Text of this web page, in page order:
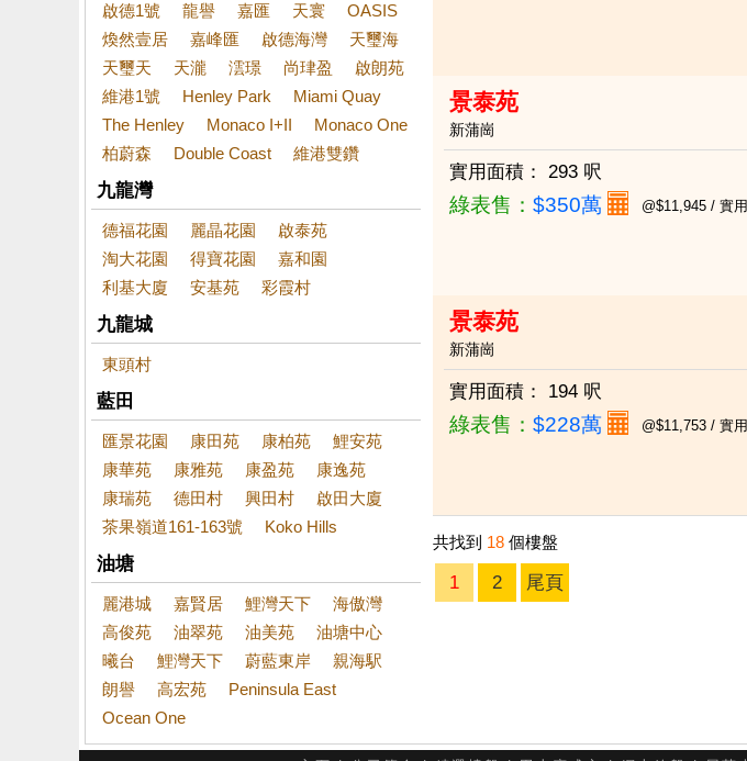
啟德1號 龍譽 嘉匯 天寰
OASIS
煥然壹居
嘉峰匯 啟德海灣
天璽海
天璽天
天瀧 澐璟 尚珒盈
啟朗苑
維港1號
Henley Park
Miami Quay
The Henley
Monaco I+II
Monaco One
柏蔚森
Double Coast 維港雙鑽
九龍灣
德福花園 麗晶花園
啟泰苑
淘大花園
得寶花園
嘉和園
利基大廈
安基苑 彩霞村
九龍城
東頭村
藍田
匯景花園 康田苑 康柏苑
鯉安苑
康華苑
康雅苑 康盈苑
康逸苑
康瑞苑
德田村 興田村
啟田大廈
茶果嶺道161-163號
Koko Hills
油塘
麗港城 嘉賢居 鯉灣天下
海傲灣
高俊苑
油翠苑 油美苑
油塘中心
曦台
鯉灣天下 蔚藍東岸
親海駅
朗譽
高宏苑
Peninsula East
Ocean One
景泰苑
新蒲崗
實用面積： 293 呎
綠表售： $350萬 @$11,945 / 實用
景泰苑
新蒲崗
實用面積： 194 呎
綠表售： $228萬 @$11,753 / 實用
共找到 18 個樓盤
1 2 尾頁